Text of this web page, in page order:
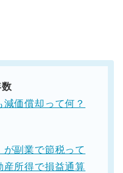
価償却って何？
副業で節税って
産所得で損益通算